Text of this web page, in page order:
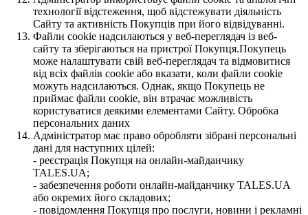
технології відстеження, щоб відстежувати діяльність
Сайту та активність Покупців при його відвідуванні.
Файли cookie надсилаються у веб-переглядач із веб-
сайту та зберігаються на пристрої Покупця.Покупець
може налаштувати свій веб-переглядач та відмовитися
від всіх файлів cookie або вказати, коли файли cookie
можуть надсилаються. Однак, якщо Покупець не
приймає файли cookie, він втрачає можливість
користуватися деякими елементами Сайту. Обробка
персональних даних
Адміністратор має право обробляти зібрані персональні
дані для наступних цілей:
- реєстрація Покупця на онлайн-майданчику
TALES.UA;
- забезпечення роботи онлайн-майданчику TALES.UA
або окремих його складових;
- повідомлення Покупця про послуги, новини і рекламні